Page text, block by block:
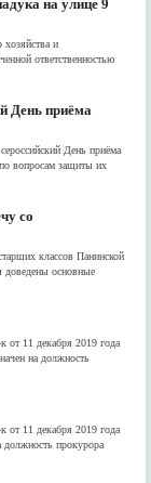
на улице 9
и
ответственностью
День приёма
День приёма
вопросам защиты их
со
классов Панинской
доведены основные
от 11 декабря 2019 года
на должность
от 11 декабря 2019 года
должность прокурора